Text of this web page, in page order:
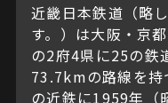
近畿日本鉄道（略
す。）は大阪・京
の2府4県に25の鉄
73.7kmの路線を持
の近鉄に1959年（